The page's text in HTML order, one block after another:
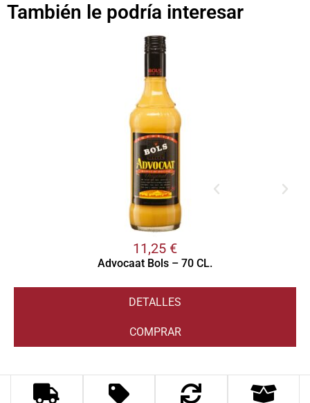
También le podría interesar
11,25 €
Advocaat Bols – 70 CL.
DETALLES
COMPRAR